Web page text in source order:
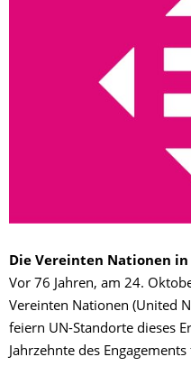
Die Vereinten Nationen in
Vor 76 Jahren, am 24.
Vereinten Nationen (United
feiern UN-Standorte dieses
Jahrzehnte des